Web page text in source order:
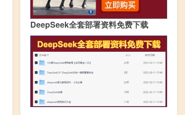
DeepSeek全套部署资料免费下载